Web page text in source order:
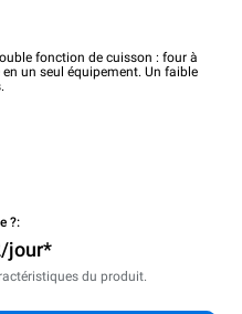
fonction de cuisson : four à
un seul équipement. Un faible
?:
jour*
du produit.